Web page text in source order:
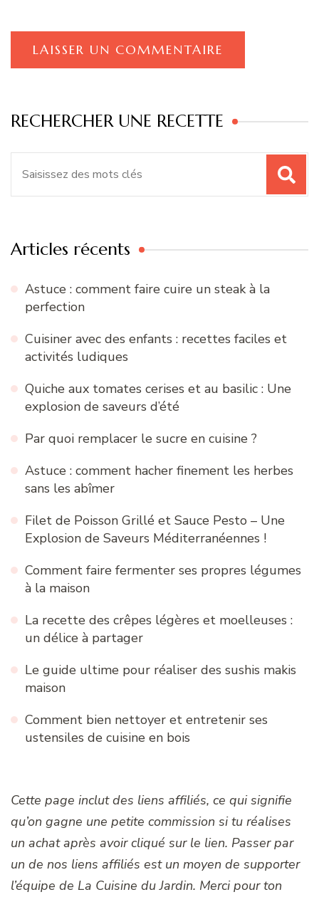
RECHERCHER UNE RECETTE
Articles récents
Astuce : comment faire cuire un steak à la
perfection
Cuisiner avec des enfants : recettes faciles et
activités ludiques
Quiche aux tomates cerises et au basilic : Une
explosion de saveurs d’été
Par quoi remplacer le sucre en cuisine ?
Astuce : comment hacher finement les herbes
sans les abîmer
Filet de Poisson Grillé et Sauce Pesto – Une
Explosion de Saveurs Méditerranéennes !
Comment faire fermenter ses propres légumes
à la maison
La recette des crêpes légères et moelleuses :
un délice à partager
Le guide ultime pour réaliser des sushis makis
maison
Comment bien nettoyer et entretenir ses
ustensiles de cuisine en bois
Cette page inclut des liens affiliés, ce qui signifie
qu’on gagne une petite commission si tu réalises
un achat après avoir cliqué sur le lien. Passer par
un de nos liens affiliés est un moyen de supporter
l’équipe de La Cuisine du Jardin. Merci pour ton